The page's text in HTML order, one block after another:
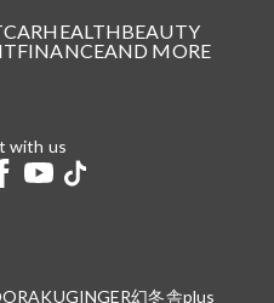
CARHEALTHBEAUTY
FINANCEAND MORE
with us
GINGER幻冬舎plus